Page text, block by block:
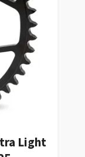
Light